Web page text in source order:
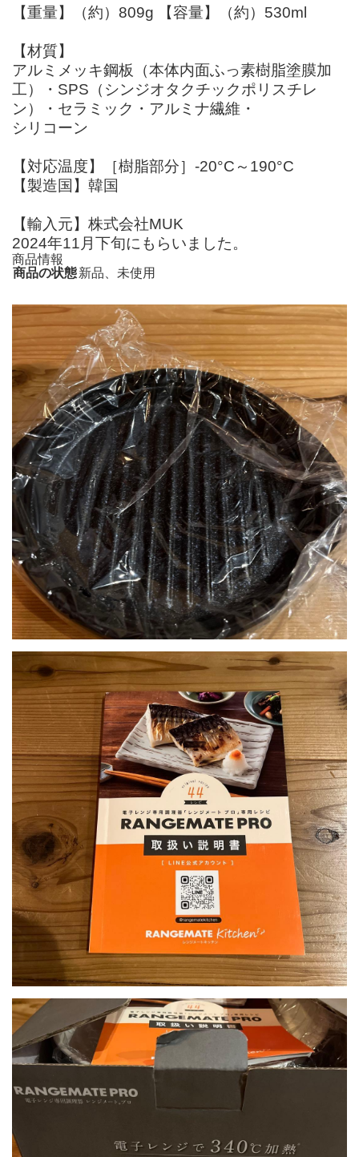
【重量】（約）809g 【容量】（約）530ml
【材質】
アルミメッキ鋼板（本体内面ふっ素樹脂塗膜加
工）・SPS（シンジオタクチックポリスチレ
ン）・セラミック・アルミナ繊維・
シリコーン
【対応温度】［樹脂部分］-20°C～190°C
【製造国】韓国
【輸入元】株式会社MUK
2024年11月下旬にもらいました。
商品情報
商品の状態新品、未使用